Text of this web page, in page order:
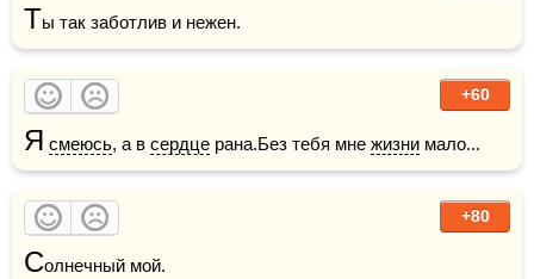
Т
+60
Я смеюсь, а в сердце рана.Без тебя мне жизни мало...
+80
Солнечный мой.